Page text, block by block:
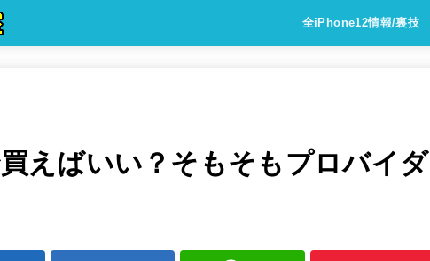
全iPhone12情報/裏技
えばいい？そもそもプロバイダ